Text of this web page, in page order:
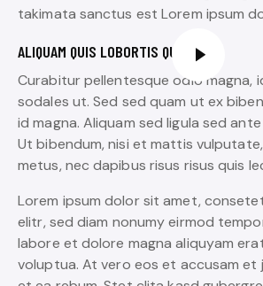
takimata sanctus est Lorem ipsum
ALIQUAM QUIS LOBORTIS QUAM
Curabitur pellentesque odio magna,
sodales ut. Sed sed quam ut ex
id magna. Aliquam sed ligula sed
Ut bibendum, nisi et mattis
metus, nec dapibus risus risus quis
Lorem ipsum dolor sit amet,
elitr, sed diam nonumy eirmod
labore et dolore magna aliquyam
voluptua. At vero eos et accusam